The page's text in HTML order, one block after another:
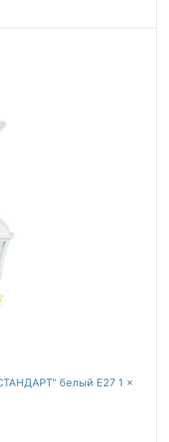
белый E27 1 x